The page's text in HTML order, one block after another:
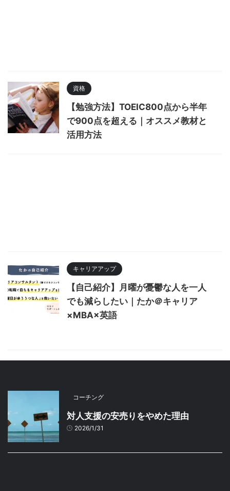
資格
【勉強方法】TOEIC800点から半年
で900点を超える｜オススメ教材と
活用方法
キャリアアップ
【自己紹介】月曜が憂鬱な人を一人
でも減らしたい｜たか＠キャリア
×MBA×英語
コーチング
対人支援の安売りをやめた理由
2026/1/31